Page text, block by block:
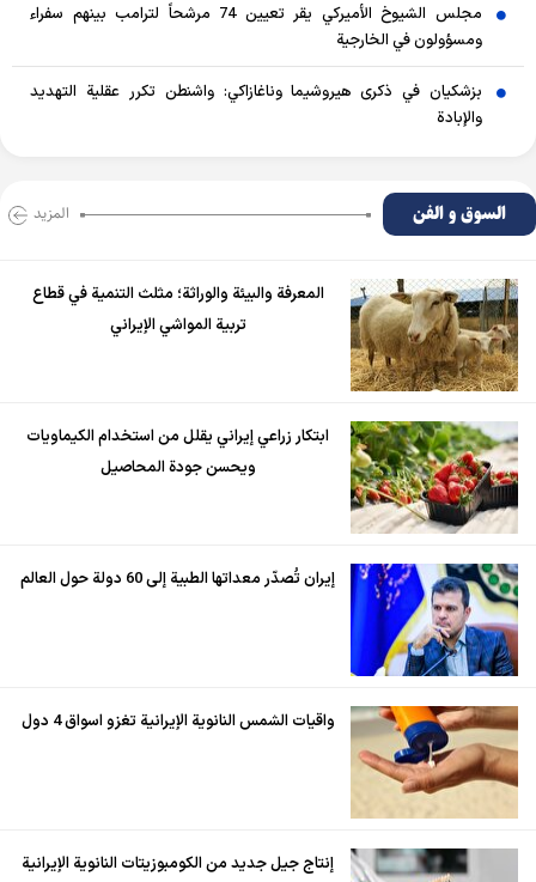
مجلس الشيوخ الأميركي يقر تعيين 74 مرشحاً لترامب بينهم سفراء
ومسؤولون في الخارجية
بزشكيان في ذكرى هيروشيما وناغازاكي: واشنطن تكرر عقلية التهديد
والإبادة
السوق و الفن المزید
المعرفة والبيئة والوراثة؛ مثلث التنمية في قطاع
تربية المواشي الإيراني
ابتكار زراعي إيراني يقلل من استخدام الكيماويات
ويحسن جودة المحاصيل
إيران تُصدّر معداتها الطبية إلى 60 دولة حول العالم
واقيات الشمس النانوية الإيرانية تغزو اسواق 4 دول
إنتاج جيل جديد من الكومبوزيتات النانوية الإيرانية